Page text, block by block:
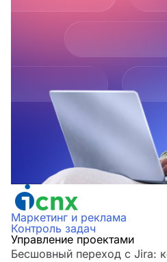
Маркетинг и реклама
Контроль задач
Управление проектами
Бесшовный переход с Jira: